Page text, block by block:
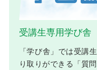
受講生専用学び舎
「学び舎」では受講
り取りができる「質